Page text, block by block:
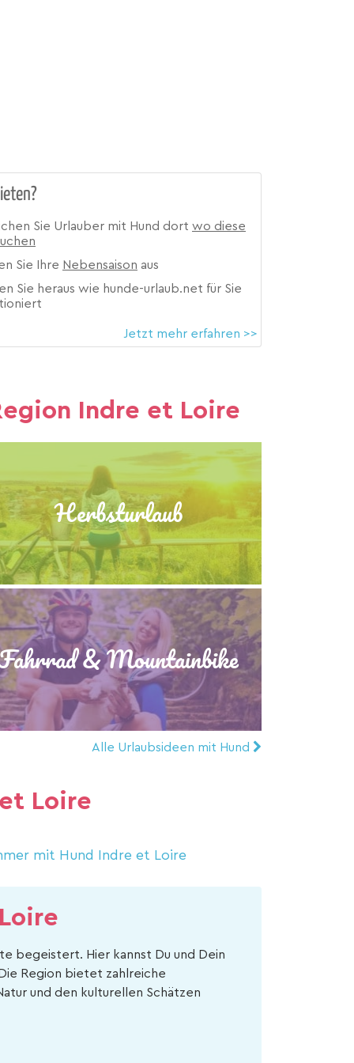
Sie Urlauber mit Hund dort wo diese
Sie Ihre Nebensaison aus
Sie heraus wie hunde-urlaub.net für Sie
Jetzt mehr erfahren >>
Indre et Loire
Herbsturlaub
& Mountainbike
Alle Urlaubsideen mit Hund
Loire
mit Hund Indre et Loire
begeistert. Hier kannst Du und Dein
Region bietet zahlreiche
und den kulturellen Schätzen